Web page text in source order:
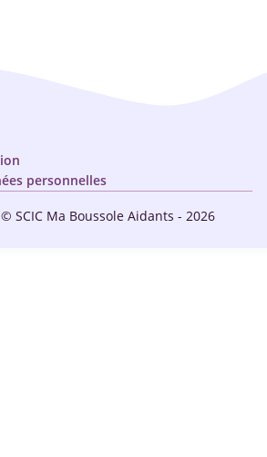
SCIC Ma Boussole Aidants - 2026
personnelles